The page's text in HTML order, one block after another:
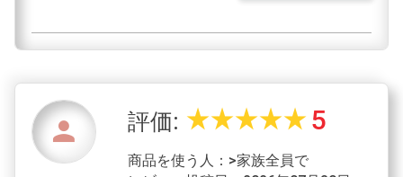
person 評価: star_ratestar_ratestar_ratestar_ratestar_rate 5
商品を使う人：>家族全員で